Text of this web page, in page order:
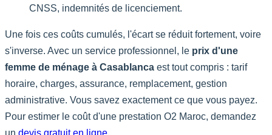
CNSS, indemnités de licenciement.
Une fois ces coûts cumulés, l'écart se réduit fortement, voire
s'inverse. Avec un service professionnel, le prix d'une
femme de ménage à Casablanca est tout compris : tarif
horaire, charges, assurance, remplacement, gestion
administrative. Vous savez exactement ce que vous payez.
Pour estimer le coût d'une prestation O2 Maroc, demandez